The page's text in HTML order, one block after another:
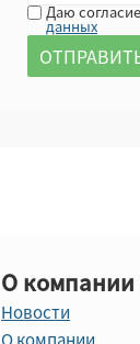
Даю
данных
О компании
Новости